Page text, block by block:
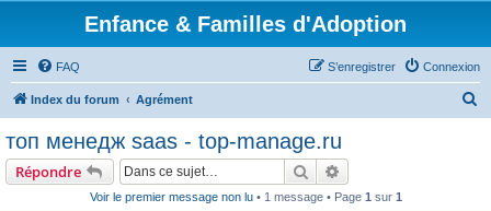
Enfance & Familles d'Adoption
FAQ Connexion
S’enregistrer
Index du forum Agrément
топ менедж saas - top-manage.ru
Répondre Rechercher
Voir le premier message non lu• 1 message • Page 1 sur 1